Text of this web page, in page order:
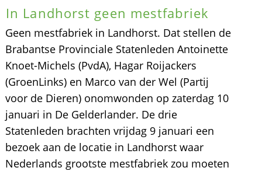
In Landhorst geen mestfabriek
Geen mestfabriek in Landhorst. Dat stellen de
Brabantse Provinciale Statenleden Antoinette
Knoet-Michels (PvdA), Hagar Roijackers
(GroenLinks) en Marco van der Wel (Partij
voor de Dieren) onomwonden op zaterdag 10
januari in De Gelderlander. De drie
Statenleden brachten vrijdag 9 januari een
bezoek aan de locatie in Landhorst waar
Nederlands grootste mestfabriek zou moeten